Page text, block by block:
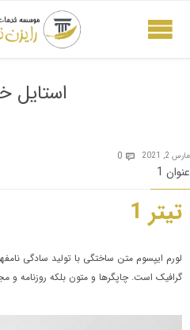
استایل
مارس 2, 2021 
0
عنوان 1
تیتر 1
لورم ایپسوم متن ساختگی با تولید سادگی
گرافیک است. چاپگرها و متون بلکه روزنامه و